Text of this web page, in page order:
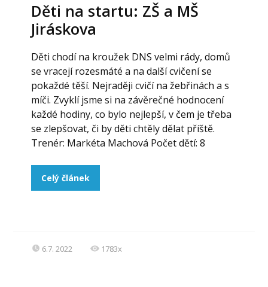
Děti na startu: ZŠ a MŠ
Jiráskova
Děti chodí na kroužek DNS velmi rády, domů
se vracejí rozesmáté a na další cvičení se
pokaždé těší. Nejraději cvičí na žebřinách a s
míči. Zvyklí jsme si na závěrečné hodnocení
každé hodiny, co bylo nejlepší, v čem je třeba
se zlepšovat, či by děti chtěly dělat příště.
Trenér: Markéta Machová Počet dětí: 8
Celý článek
6.7. 2022 1783x